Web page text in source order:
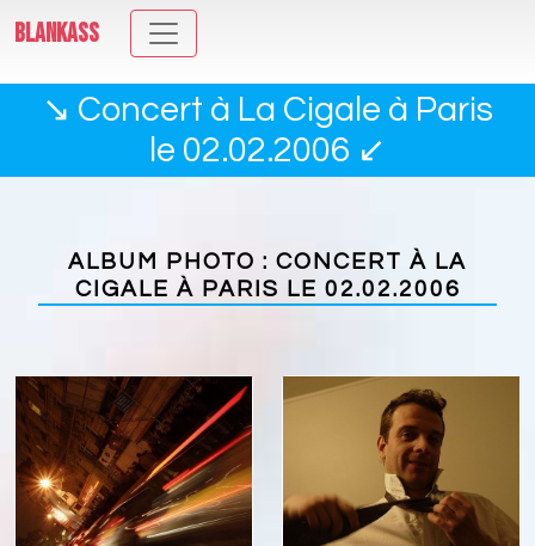
BLANKASS
↘ Concert à La Cigale à Paris
le 02.02.2006 ↙
ALBUM PHOTO : CONCERT À LA
CIGALE À PARIS LE 02.02.2006